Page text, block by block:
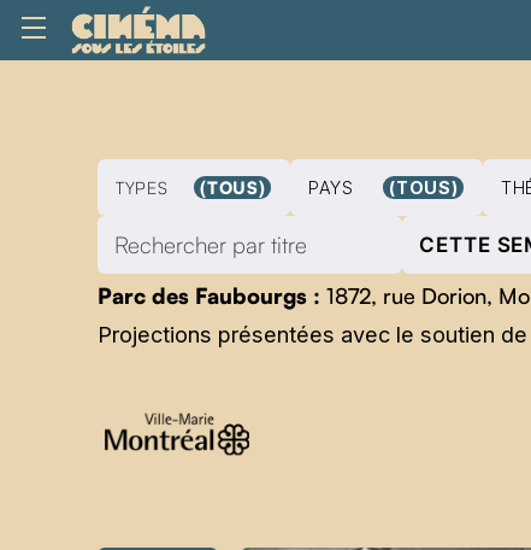
TYPES (TOUS) PAYS (TOUS)
CETTE
Parc des Faubourgs : 1872, rue Dorion,
Projections présentées avec le soutien de